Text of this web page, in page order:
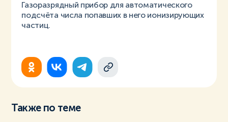
Газоразрядный прибор для автоматического
подсчёта числа попавших в него ионизирующих
частиц.
Также по теме